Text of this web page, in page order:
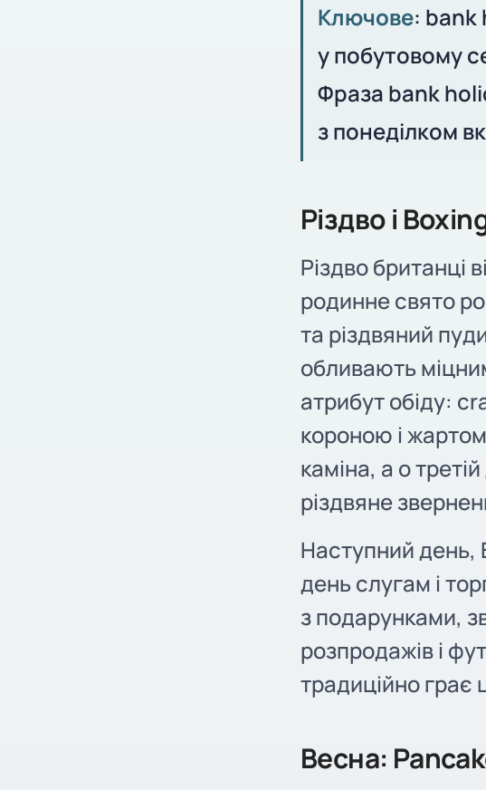
Ключове: bank
у побутовому
Фраза bank
з понеділком
Різдво і
Різдво британці
родинне свято
та різдвяний
обливають
атрибут обіду:
короною і
каміна, а о
різдвяне
Наступний день,
день слугам і
з подарунками,
розпродажів і
традиційно грає
Весна: